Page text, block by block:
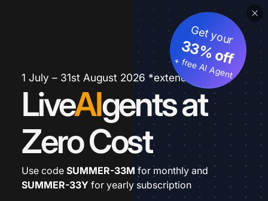
1 July – 31st August 2026 *extended
LiveAIgents at
Zero Cost
Get your
33% off
+ free AI Agent
Use code SUMMER-33M for monthly and
SUMMER-33Y for yearly subscription